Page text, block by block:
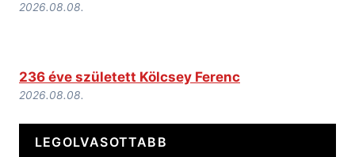
2026.08.08.
236 éve született Kölcsey Ferenc
2026.08.08.
LEGOLVASOTTABB